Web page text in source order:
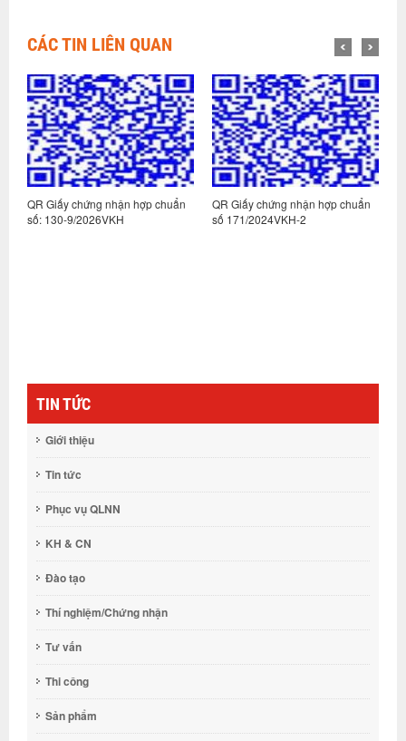
CÁC TIN LIÊN QUAN
QR Giấy chứng nhận hợp chuẩn
số: 130-9/2026VKH
QR Giấy chứng nhận hợp chuẩn
số 171/2024VKH-2
TIN TỨC
Giới thiệu
Tin tức
Phục vụ QLNN
KH & CN
Đào tạo
Thí nghiệm/Chứng nhận
Tư vấn
Thi công
Sản phẩm